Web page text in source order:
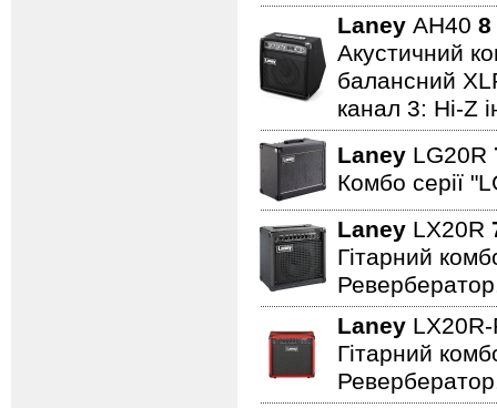
Laney AH40 8
Акустичний
балансний
канал 3: Hi-Z
Laney LG20R
Комбо серії
Laney LX20R
Гітарний
Laney
Гітарний